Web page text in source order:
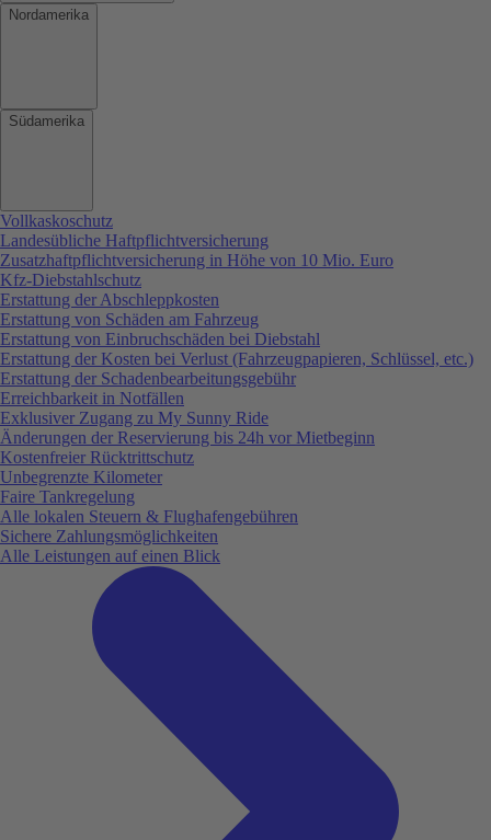
Nordamerika
Südamerika
Vollkaskoschutz
Landesübliche Haftpflichtversicherung
Zusatzhaftpflichtversicherung in Höhe von 10 Mio. Euro
Kfz-Diebstahlschutz
Erstattung der Abschleppkosten
Erstattung von Schäden am Fahrzeug
Erstattung von Einbruchschäden bei Diebstahl
Erstattung der Kosten bei Verlust (Fahrzeugpapieren, Schlüssel, etc.)
Erstattung der Schadenbearbeitungsgebühr
Erreichbarkeit in Notfällen
Exklusiver Zugang zu My Sunny Ride
Änderungen der Reservierung bis 24h vor Mietbeginn
Kostenfreier Rücktrittschutz
Unbegrenzte Kilometer
Faire Tankregelung
Alle lokalen Steuern & Flughafengebühren
Sichere Zahlungsmöglichkeiten
Alle Leistungen auf einen Blick